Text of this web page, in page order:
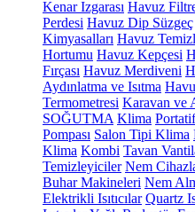
Kenar Izgarası Havuz
Perdesi Havuz Dip Süzgeç
Kimyasalları Havuz
Hortumu Havuz Kepçesi
Fırçası Havuz Merdiveni
Aydınlatma ve Isıtma
Termometresi Karavan ve
SOĞUTMA Klima
Pompası Salon Tipi Klima
Klima Kombi Tavan
Temizleyiciler Nem
Buhar Makineleri Nem
Elektrikli Isıtıcılar Quartz